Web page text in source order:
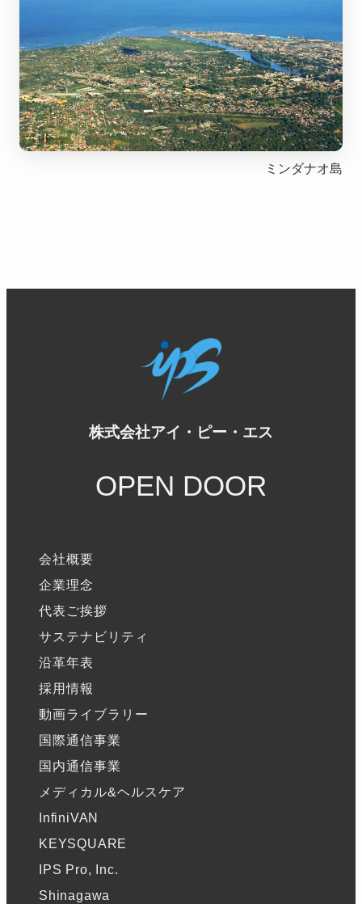
ミンダナオ島
株式会社アイ・ピー・エス
OPEN DOOR
会社概要
企業理念
代表ご挨拶
サステナビリティ
沿革年表
採用情報
動画ライブラリー
国際通信事業
国内通信事業
メディカル&ヘルスケア
InfiniVAN
KEYSQUARE
IPS Pro, Inc.
Shinagawa